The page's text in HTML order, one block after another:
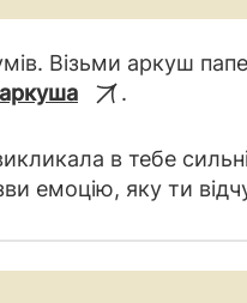
Візьми аркуш
.
в тебе
емоцію, яку ти